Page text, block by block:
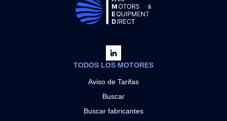
TODOS LOS MOTORES
Aviso de Tarifas
Buscar
Buscar fabricantes